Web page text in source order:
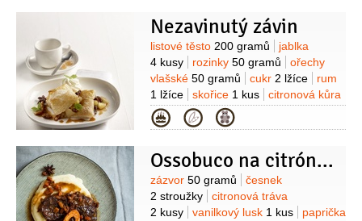
Nezavinutý závin
Suroviny
listové těsto 200 gramů
jablka
4 kusy
rozinky 50 gramů
ořechy
vlašské 50 gramů cukr 2 lžíce
rum
1 lžíce
skořice 1 kus
citronová kůra
2 kusy
(proužky)
Kategorie
Ossobuco na citrónové trávě, vanilce a badyánu
Suroviny
zázvor 50 gramů
česnek
2 stroužky
citronová tráva
2 kusy
vanilkový lusk 1 kus
paprička